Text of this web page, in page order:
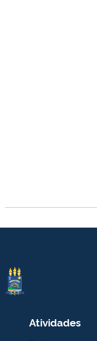
Atividades